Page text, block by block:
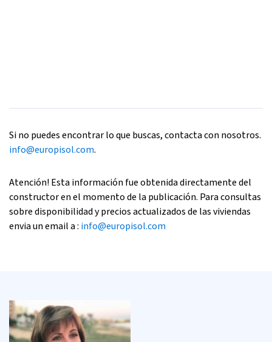
Si no puedes encontrar lo que buscas, contacta con nosotros.
info@europisol.com.
Atención! Esta información fue obtenida directamente del
constructor en el momento de la publicación. Para consultas
sobre disponibilidad y precios actualizados de las viviendas
envia un email a : info@europisol.com